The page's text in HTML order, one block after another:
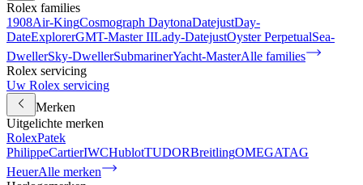
Rolex families
1908Air-KingCosmograph DaytonaDatejustDay-
DateExplorerGMT-Master IILady-DatejustOyster PerpetualSea-
DwellerSky-DwellerSubmarinerYacht-MasterAlle families
Rolex servicing
Uw Rolex servicing
Merken
Uitgelichte merken
RolexPatek
PhilippeCartierIWCHublotTUDORBreitlingOMEGATAG
HeuerAlle merken